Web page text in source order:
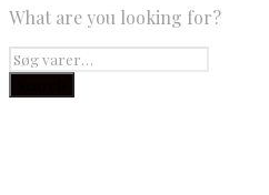
What are you looking for?